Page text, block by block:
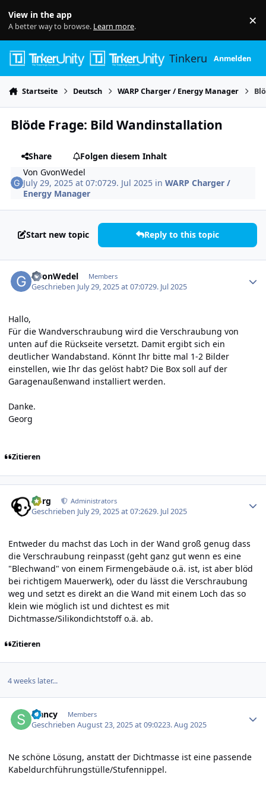
View in the app
A better way to browse. Learn more. ×
TinkerunityAnmelden
Startseite Deutsch WARP Charger / Energy Manager
Blöde Frage: Bild Wandinstallation
Share
Folgen diesem Inhalt
VonGvonWedel
July 29, 2025 at 07:0729. Jul 2025 inWARP Charger /
Energy Manager
Start new topic Reply to this topic
GvonWedel Members
Geschrieben July 29, 2025 at 07:0729. Jul 2025
Hallo,
Für die Wandverschraubung wird die Verschraubung von
unten auf die Rückseite versetzt. Damit ergibt sich ein
deutlicher Wandabstand. Könnt Ihr bitte mal 1-2 Bilder
einstellen, wie Ihr das gelöst habt? Die Box soll auf der
Garagenaußenwand installiert werden.
Danke.
Georg
Zitieren
borg Administrators
Geschrieben July 29, 2025 at 07:2629. Jul 2025
Entweder du machst das Loch in der Wand groß genug dass
die Verschraubung reinpasst (geht ganz gut wenn es eine
"Blechwand" von einem Firmengebäude o.ä. ist, ist aber blöd
bei richtigem Mauerwerk), oder du lässt die Verschraubung
weg und setzt es direkt an die Wand mit einem Loch das so
klein wie möglich ist und dichtest es mit
Dichtmasse/Silikondichtstoff o.ä. ab.
Zitieren
4 weeks later...
sfancy Members
GeschriebenAugust 23, 2025 at 09:0223. Aug 2025
Ne schöne Lösung, anstatt der Dichtmasse ist eine passende
Kabeldurchführungstülle/Stufennippel.